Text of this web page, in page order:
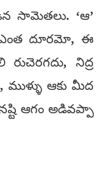
సామెతలు. ‘ఆ’
ఎంత దూరమో, ఈ
నిద్ర
ముళ్ళు ఆకు మీద
ఆగం అడివప్పా